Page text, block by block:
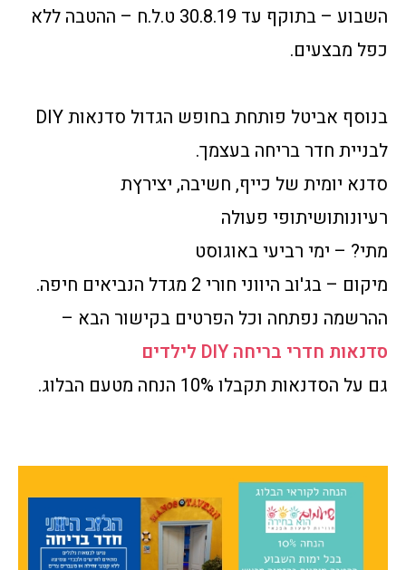
השבוע – בתוקף עד 30.8.19 ט.ל.ח – ההטבה ללא
כפל מבצעים.
בנוסף אביטל פותחת בחופש הגדול סדנאות DIY
לבניית חדר בריחה בעצמך.
סדנא יומית של כייף, חשיבה, יצירץת
רעיונותושיתופי פעולה
מתי? – ימי רביעי באוגוסט
מיקום – בג'וב היווני חורי 2 מגדל הנביאים חיפה.
ההרשמה נפתחה וכל הפרטים בקישור הבא –
סדנאות חדרי בריחה DIY לילדים
גם על הסדנאות תקבלו 10% הנחה מטעם הבלוג.